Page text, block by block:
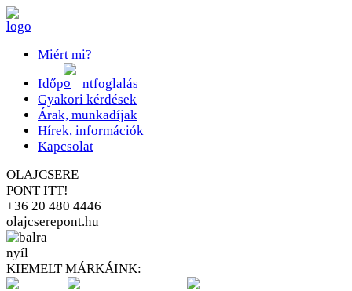
Miért mi?
Időp
ntfoglalás
Gyakori kérdések
Árak, munkadíjak
Hírek, információk
Kapcsolat
OLAJCSERE
PONTITT!
+36 20 480 4446
olajcserepont.hu
KIEMELT MÁRKÁINK: